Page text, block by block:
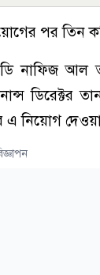
পর তিন
নাফিজ আল
ডিরেক্টর
এ নিয়োগ